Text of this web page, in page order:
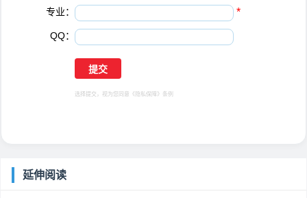
专业： *
QQ：
选择提交，视为您同意 《隐私保障》 条例
延伸阅读